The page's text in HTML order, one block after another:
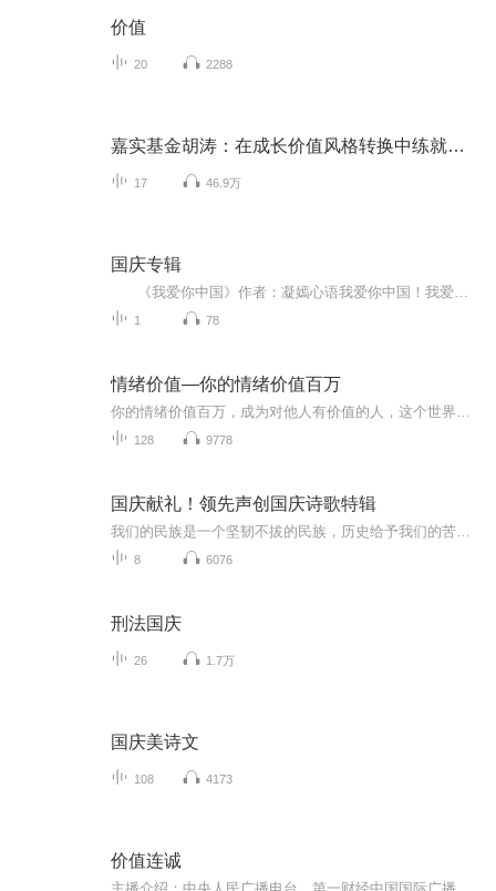
价值
20 2288
嘉实基金胡涛：在成长价值风格转换中练就平衡术
17 46.9万
国庆专辑
1 78
情绪价值—你的情绪价值百万
128 9778
国庆献礼！领先声创国庆诗歌特辑
8 6076
刑法国庆
26 1.7万
国庆美诗文
108 4173
价值连诚